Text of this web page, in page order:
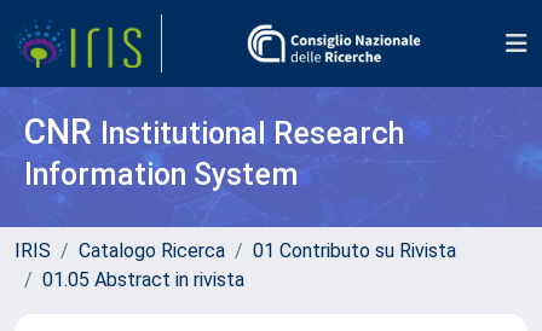
CNR Institutional Research
Information System
IRIS Catalogo Ricerca
01 Contributo su Rivista
01.05 Abstract in rivista